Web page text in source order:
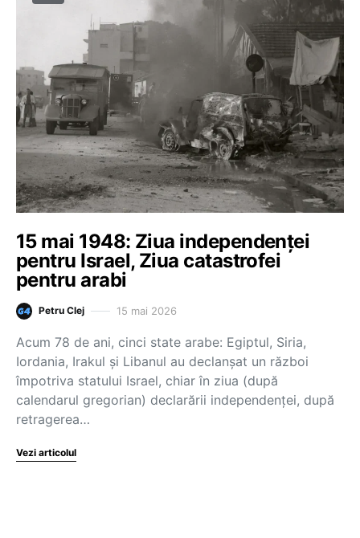
15 mai 1948: Ziua independenței
pentru Israel, Ziua catastrofei
pentru arabi
Petru Clej 15 mai 2026
Acum 78 de ani, cinci state arabe: Egiptul, Siria,
Iordania, Irakul și Libanul au declanșat un război
împotriva statului Israel, chiar în ziua (după
calendarul gregorian) declarării independenței, după
retragerea…
Vezi articolul